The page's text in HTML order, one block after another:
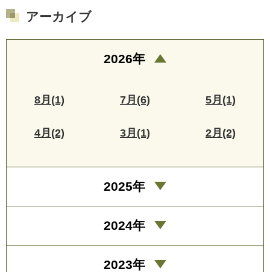
アーカイブ
2026年
8月(1) 7月(6) 5月(1)
4月(2) 3月(1) 2月(2)
2025年
2024年
2023年